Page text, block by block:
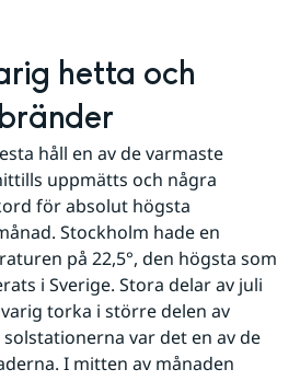
hetta och
håll en av de varmaste
uppmätts och några
för absolut högsta
Stockholm hade en
på 22,5°, den högsta som
i Sverige. Stora delar av juli
torka i större delen av
var det en av de
I mitten av månaden